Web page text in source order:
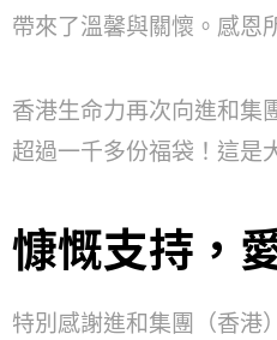
帶來了溫馨與關懷。感恩
香港生命力再次向進和集
超過一千多份福袋！這是
慷慨支持，
特別感謝進和集團（香港